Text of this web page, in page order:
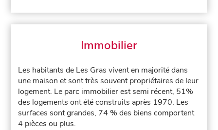
Immobilier
Les habitants de Les Gras vivent en majorité dans
une maison et sont très souvent propriétaires de leur
logement. Le parc immobilier est semi récent, 51%
des logements ont été construits après 1970. Les
surfaces sont grandes, 74 % des biens comportent
4 pièces ou plus.